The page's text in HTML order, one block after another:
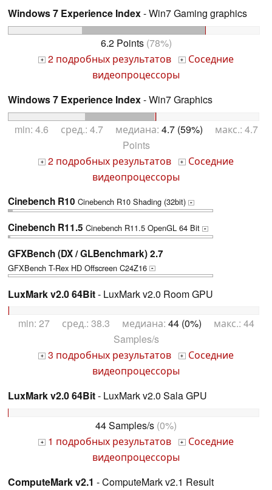
Windows 7 Experience Index- Win7 Gaming graphics
6.2 Points(78%)
+ 2 подробных результатов + Соседние
видеопроцессоры
Windows 7 Experience Index- Win7 Graphics
min: 4.6 сред.: 4.7 медиана: 4.7 (59%) макс.: 4.7
Points
+ 2 подробных результатов + Соседние
видеопроцессоры
Cinebench R10 Cinebench R10 Shading (32bit) +
Cinebench R11.5 Cinebench R11.5 OpenGL 64 Bit +
GFXBench (DX / GLBenchmark) 2.7
GFXBench T-Rex HD Offscreen C24Z16 +
LuxMark v2.0 64Bit- LuxMark v2.0 Room GPU
min: 27 сред.: 38.3 медиана: 44 (0%) макс.: 44
Samples/s
+ 3 подробных результатов + Соседние
видеопроцессоры
LuxMark v2.0 64Bit- LuxMark v2.0 Sala GPU
44 Samples/s (0%)
+ 1 подробных результатов + Соседние
видеопроцессоры
ComputeMark v2.1 - ComputeMark v2.1 Result